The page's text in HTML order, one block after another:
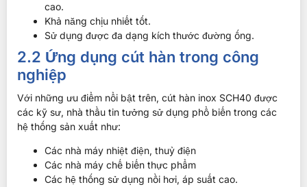
cao.
Khả năng chịu nhiết tốt.
Sử dụng được đa dạng kích thước đường ống.
2.2 Ứng dụng cút hàn trong công
nghiệp
Với những ưu điểm nổi bật trên, cút hàn inox SCH40 được
các kỹ sư, nhà thầu tin tưởng sử dụng phổ biến trong các
hệ thống sản xuất như:
Các nhà máy nhiệt điện, thuỷ điện
Các nhà máy chế biến thực phẩm
Các hệ thống sử dụng nồi hơi, áp suất cao.